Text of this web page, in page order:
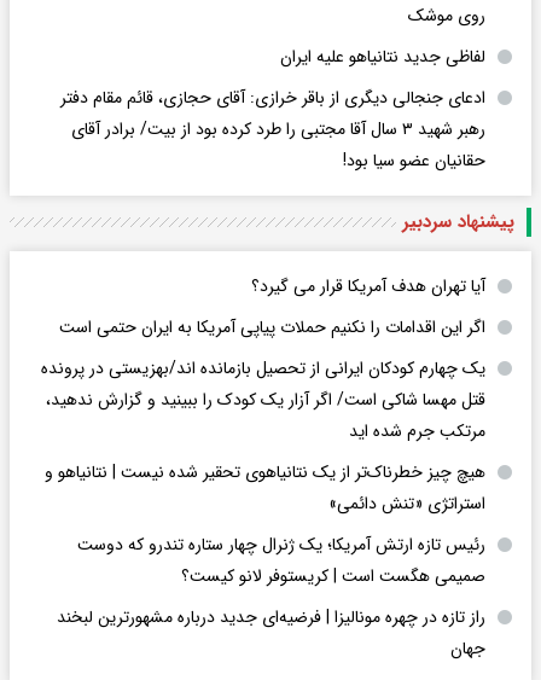
روی موشک
لفاظی جدید نتانیاهو علیه ایران
ادعای جنجالی دیگری از باقر خرازی: آقای حجازی، قائم مقام دفتر
رهبر شهید ۳ سال آقا مجتبی را طرد کرده بود از بیت/ برادر آقای
حقانیان عضو سیا بود!
پیشنهاد سردبیر
آیا تهران هدف آمریکا قرار می گیرد؟
اگر این اقدامات را نکنیم حملات پیاپی آمریکا به ایران حتمی است
یک چهارم کودکان ایرانی از تحصیل بازمانده اند/بهزیستی در پرونده
قتل مهسا شاکی است/ اگر آزار یک کودک را ببینید و گزارش ندهید،
مرتکب جرم شده اید
هیچ چیز خطرناک‌تر از یک نتانیاهوی تحقیر شده نیست | نتانیاهو و
استراتژی «تنش دائمی»
رئیس تازه ارتش آمریکا؛ یک ژنرال چهار ستاره تندرو که دوست
صمیمی هگست است | کریستوفر لانو کیست؟
راز تازه در چهره مونالیزا | فرضیه‌ای جدید درباره مشهورترین لبخند
جهان